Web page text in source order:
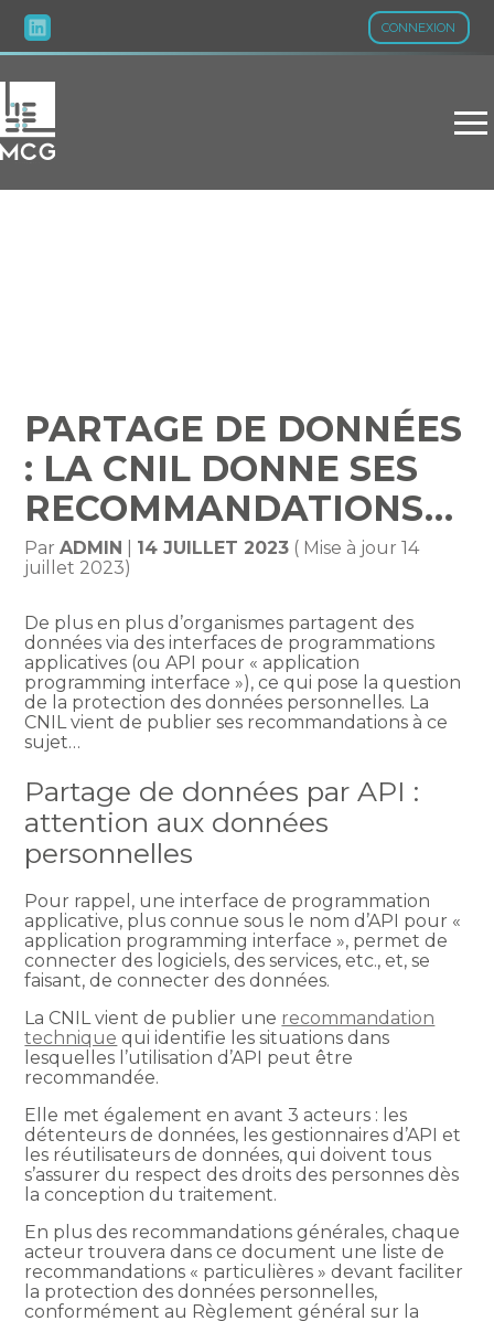
CONNEXION
Aller
au
PARTAGE DE DONNÉES
: LA CNIL DONNE SES
RECOMMANDATIONS…
ParADMIN 14 JUILLET 2023 ( Mise à jour 14
juillet 2023)
De plus en plus d’organismes partagent des
données via des interfaces de programmations
applicatives (ou API pour « application
programming interface »), ce qui pose la question
de la protection des données personnelles. La
CNIL vient de publier ses recommandations à ce
sujet…
Partage de données par API :
attention aux données
personnelles
Pour rappel, une interface de programmation
applicative, plus connue sous le nom d’API pour «
application programming interface », permet de
connecter des logiciels, des services, etc., et, se
faisant, de connecter des données.
La CNIL vient de publier une recommandation
technique qui identifie les situations dans
lesquelles l’utilisation d’API peut être
recommandée.
Elle met également en avant 3 acteurs : les
détenteurs de données, les gestionnaires d’API et
les réutilisateurs de données, qui doivent tous
s’assurer du respect des droits des personnes dès
la conception du traitement.
En plus des recommandations générales, chaque
acteur trouvera dans ce document une liste de
recommandations « particulières » devant faciliter
la protection des données personnelles,
conformément au Règlement général sur la